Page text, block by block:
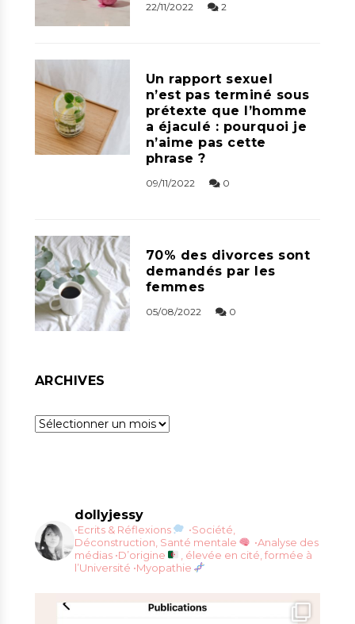
22/11/2022 2
Un rapport sexuel
n’est pas terminé sous
prétexte que l’homme
a éjaculé : pourquoi je
n’aime pas cette
phrase ?
09/11/2022 0
70% des divorces sont
demandés par les
femmes
05/08/2022 0
ARCHIVES
Archives
dollyjessy
•Ecrits & Réflexions
•Société,
Déconstruction, Santé mentale
•Analyse des
médias •D’origine
, élevée en cité, formée à
l’Université •Myopathie